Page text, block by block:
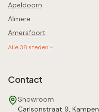
Apeldoorn
Almere
Amersfoort
Alle38 steden
Contact
Showroom
Carlsonstraat 9, Kampen